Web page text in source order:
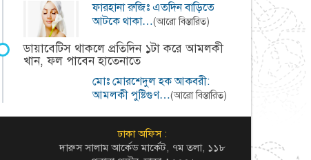
ফারহানা রুজিঃ এতদিন বাড়িতে
আটকে থাকা…(আরো বিস্তারিত)
ডায়াবেটিস থাকলে প্রতিদিন ১টা করে আমলকী
খান, ফল পাবেন হাতেনাতে
মোঃ মোরশেদুল হক আকবরী:
আমলকী পুষ্টিগুণ…(আরো বিস্তারিত)
ঢাকা অফিস :
দারুস সালাম আর্কেড মার্কেট, ৭ম তলা, ১১৮